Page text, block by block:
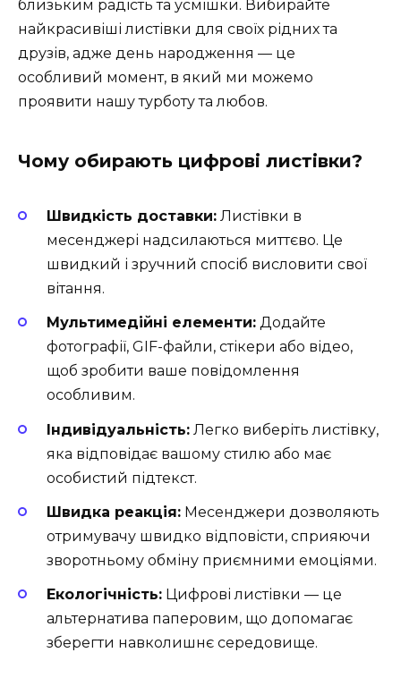
близьким радість та усмішки. Вибирайте
найкрасивіші листівки для своїх рідних та
друзів, адже день народження — це
особливий момент, в який ми можемо
проявити нашу турботу та любов.
Чому обирають цифрові листівки?
Швидкість доставки: Листівки в
месенджері надсилаються миттєво. Це
швидкий і зручний спосіб висловити свої
вітання.
Мультимедійні елементи: Додайте
фотографії, GIF-файли, стікери або відео,
щоб зробити ваше повідомлення
особливим.
Індивідуальність: Легко виберіть листівку,
яка відповідає вашому стилю або має
особистий підтекст.
Швидка реакція: Месенджери дозволяють
отримувачу швидко відповісти, сприяючи
зворотньому обміну приємними емоціями.
Екологічність: Цифрові листівки — це
альтернатива паперовим, що допомагає
зберегти навколишнє середовище.